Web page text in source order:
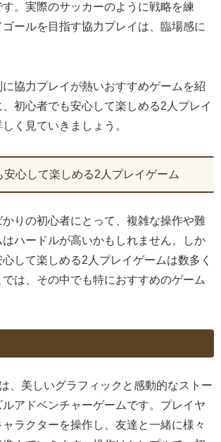
す。実際のサッカーのように戦略を練
ールを目指す協力プレイは、臨場感に
に協力プレイが熱いおすすめゲームを紹
初心者でも安心して楽しめる2人プレイ
く見ていきましょう。
安心して楽しめる2人プレイゲーム
りの初心者にとって、複雑な操作や難
ハードルが高いかもしれません。しか
して楽しめる2人プレイゲームは数多く
は、その中でも特におすすめのゲーム
、美しいグラフィックと感動的なストー
ルアドベンチャーゲームです。プレイヤ
ラクターを操作し、友達と一緒に様々